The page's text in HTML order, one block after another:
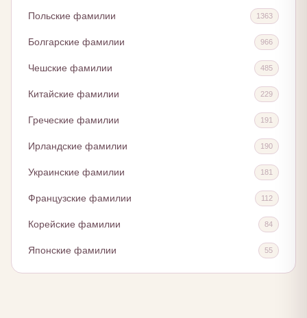
Польские фамилии 1363
Болгарские фамилии 966
Чешские фамилии 485
Китайские фамилии 229
Греческие фамилии 191
Ирландские фамилии 190
Украинские фамилии 181
Французские фамилии 112
Корейские фамилии 84
Японские фамилии 55